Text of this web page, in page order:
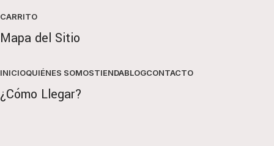
CARRITO
Mapa del Sitio
INICIOQUIÉNES SOMOSTIENDABLOGCONTACTO
¿Cómo Llegar?